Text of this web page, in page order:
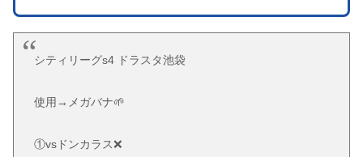
シティリーグs4 ドラスタ池袋
使用→メガバナ🌱
①vsドンカラス❌